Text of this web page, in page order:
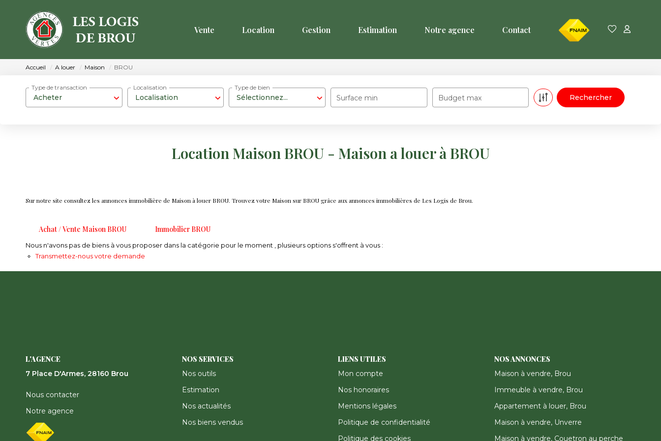
Vente Location Gestion Estimation Notre agence Contact
Accueil A louer Maison BROU
Acheter
Type de transaction
Localisation
Localisation
Sélectionnez...
Type de bien
Surface min Budget max
Location Maison BROU - Maison a louer à BROU
Sur notre site consultez les annonces immobilière de Maison à louer BROU. Trouvez votre Maison sur BROU grâce aux annonces immobilières de Les Logis de Brou.
Achat / Vente Maison BROU Immobilier BROU
Nous n'avons pas de biens à vous proposer dans la catégorie pour le moment , plusieurs options s'offrent à vous :
Transmettez-nous votre demande
L'AGENCE
7 Place D'Armes, 28160 Brou
Nous contacter
Notre agence
NOS SERVICES
Nos outils
Estimation
Nos actualités
Nos biens vendus
LIENS UTILES
Mon compte
Nos honoraires
Mentions légales
Politique de confidentialité
Politique des cookies
NOS ANNONCES
Maison à vendre, Brou
Immeuble à vendre, Brou
Appartement à louer, Brou
Maison à vendre, Unverre
Maison à vendre, Couetron au perche